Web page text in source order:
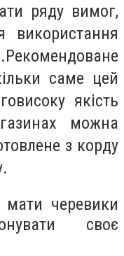
ряду вимог,
використання
Рекомендоване
саме цей
високу якість
можна
з корду
мати черевики
своє